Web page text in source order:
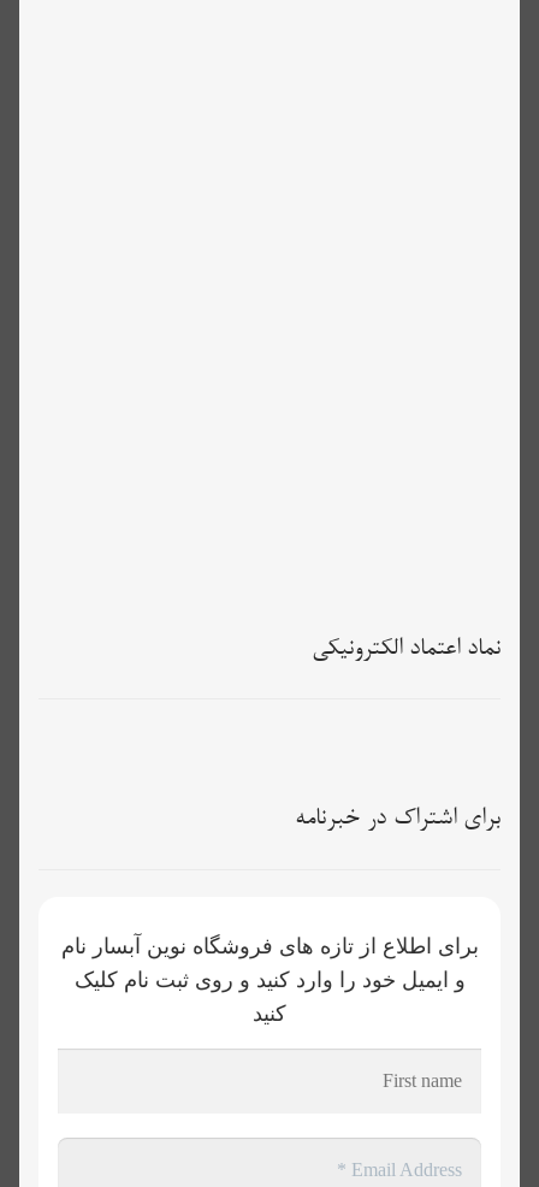
نماد اعتماد الکترونیکی
برای اشتراک در خبرنامه
برای اطلاع از تازه های فروشگاه نوین آبسار نام
و ایمیل خود را وارد کنید و روی ثبت نام کلیک
کنید